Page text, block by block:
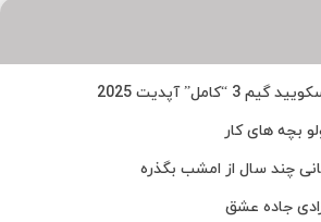
آپدیت 2025
بچه های کار
چند سال از امشب بگذره
جاده عشق